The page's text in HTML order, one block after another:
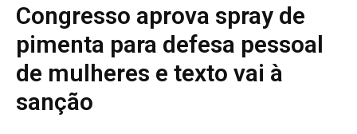
Congresso aprova spray de
pimenta para defesa pessoal
de mulheres e texto vai à
sanção